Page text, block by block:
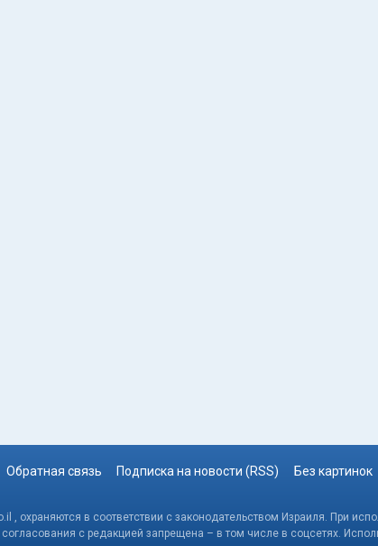
Обратная связь Подписка на новости (RSS) Без картинок
, охраняются в соответствии с законодательством Израиля. При
с редакцией запрещена – в том числе в соцсетях.